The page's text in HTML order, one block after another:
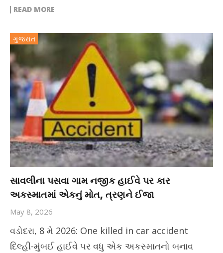
READ MORE
ગુજરાત
સાવલીના પસવા ગામ નજીક હાઈવે પર કાર
અકસ્માતમાં એકનું મોત, ત્રણને ઈજા
May 8, 2026
વડોદરા, 8 મે 2026: One killed in car accident
દિલ્હી-મુંબઈ હાઈવે પર વધુ એક અકસ્માતનો બનાવ